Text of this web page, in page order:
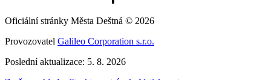
Oficiální stránky Města Deštná © 2026
Provozovatel Galileo Corporation s.r.o.
Poslední aktualizace: 5. 8. 2026